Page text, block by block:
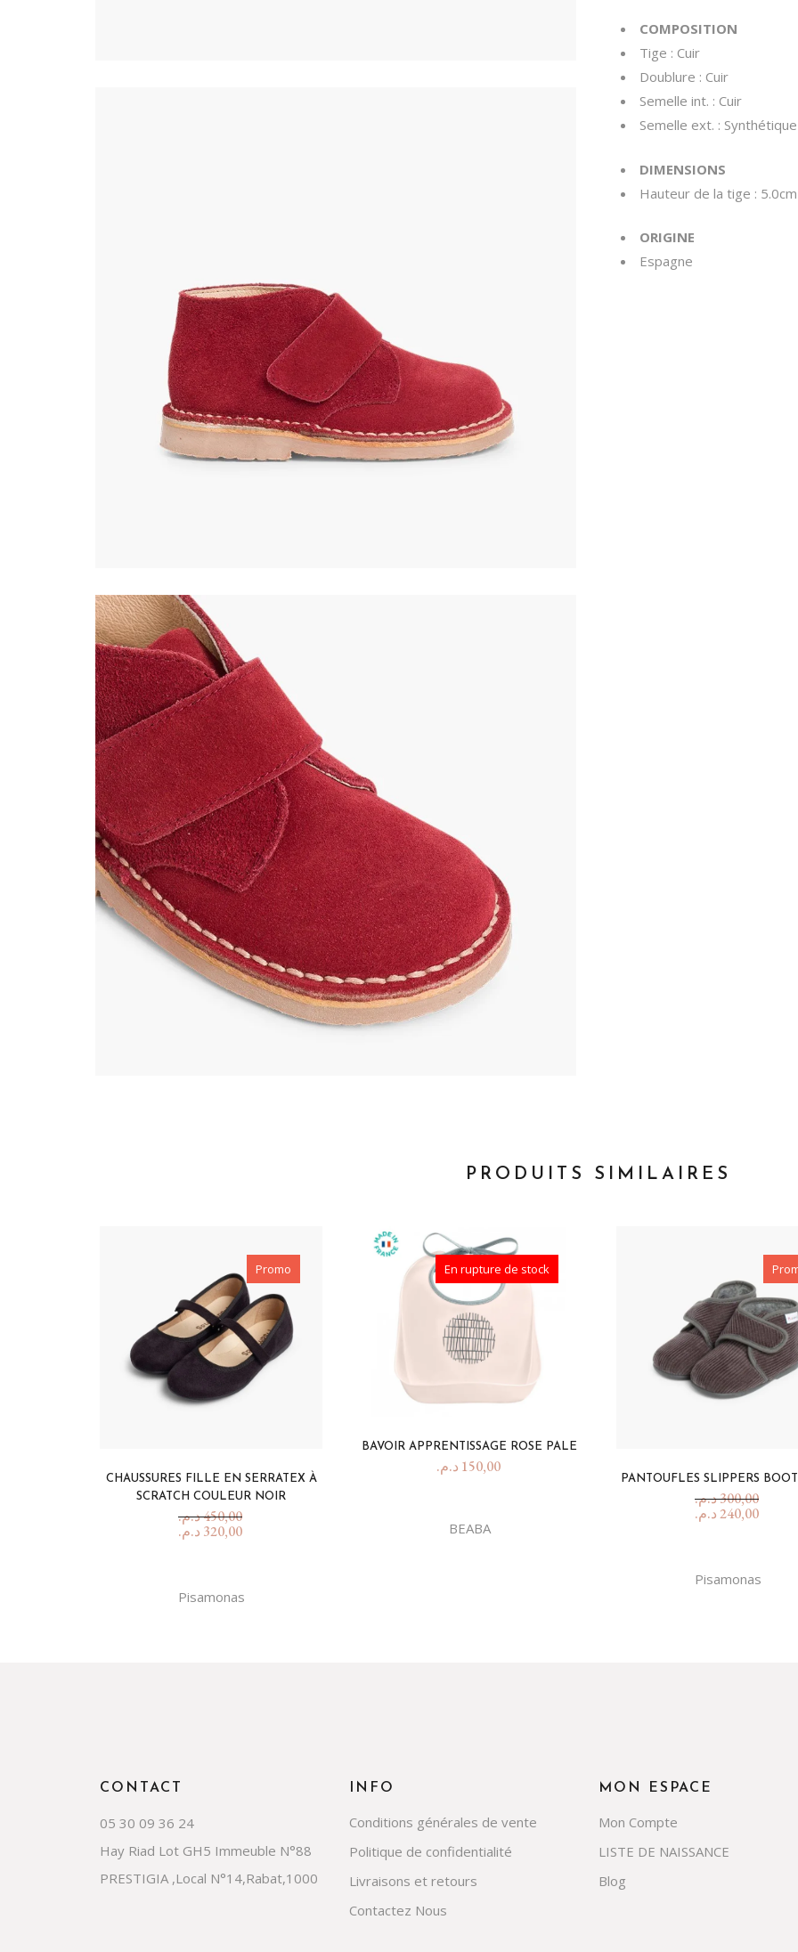
COMPOSITION
Tige : Cuir
Doublure : Cuir
Semelle int. : Cuir
Semelle ext. : Synthétique
DIMENSIONS
Hauteur de la tige : 5.0cm
ORIGINE
Espagne
PRODUITS SIMILAIRES
Promo
CHAUSSURES FILLE EN SERRATEX À
SCRATCH COULEUR NOIR
450,00د.م.
320,00 د.م.
Pisamonas
En rupture de stock
BAVOIR APPRENTISSAGE ROSE PALE
150,00 د.م.
BEABA
PANTOUFLES SLIPPERS
300,00د.م.
240,00د.م.
Pisamonas
CONTACT
05 30 09 36 24
Hay Riad Lot GH5 Immeuble N°88
PRESTIGIA ,Local N°14,Rabat,1000
INFO
Conditions générales de vente
Politique de confidentialité
Livraisons et retours
Contactez Nous
MON ESPACE
Mon Compte
LISTE DE NAISSANCE
Blog